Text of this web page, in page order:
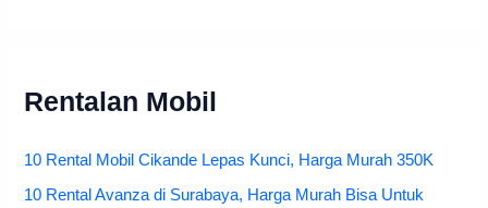
Rentalan Mobil
10 Rental Mobil Cikande Lepas Kunci, Harga Murah 350K
10 Rental Avanza di Surabaya, Harga Murah Bisa Untuk